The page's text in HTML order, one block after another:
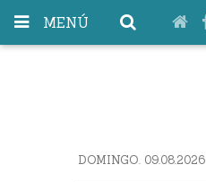
MENÚ
DOMINGO. 09.08.2026